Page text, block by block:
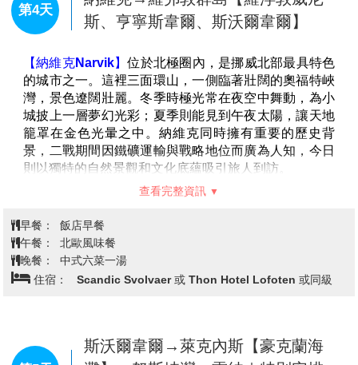
【塞尼亞島Senja Island】有「挪威縮影」之稱，在這
片土地上能同時欣賞到峽灣、群山、森林與海岸的多樣
風貌。島嶼一側是尖銳如刀鋒的山峰直插雲霄，另一側
則是柔和丘陵與靜謐漁村，強烈對比構成了北極最獨特
的景色。與知名的羅浮敦相比，塞尼亞島少了人潮卻保
留原始純淨，更適合靜心體驗北極大自然的雄偉。夏季
動天際。
【黃金公廁Gulldassen】
造型大膽前衛，與周圍峽灣和花崗岩懸崖形成強烈對
比；紀念品般的地標特質吸引無數旅人前來打卡，是國
北冰洋深處。當天氣晴朗時，天空、海洋與群山交織成
壯麗畫卷；而當海浪猛烈拍打岸邊，則能感受到大自然
早餐：
飯店早餐
午餐： 北歐特色餐或中式合菜